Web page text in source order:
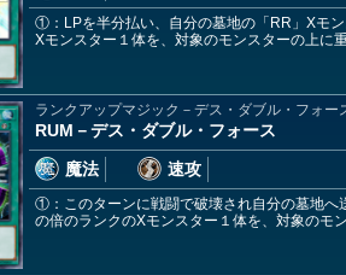
①：LPを半分払い、自分の墓地の「RR」Xモ
Xモンスター１体を、対象のモンスターの上に
ランクアップマジック－デス・ダブル・フォー
RUM－デス・ダブル・フォース
魔法
速攻
①：このターンに戦闘で破壊され自分の墓地へ
の倍のランクのXモンスター１体を、対象のモ